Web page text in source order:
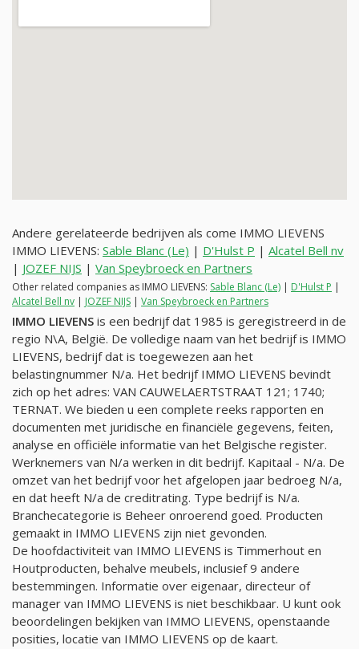
Andere gerelateerde bedrijven als come IMMO LIEVENS
IMMO LIEVENS: Sable Blanc (Le) | D'Hulst P | Alcatel Bell nv
| JOZEF NIJS | Van Speybroeck en Partners
Other related companies as IMMO LIEVENS: Sable Blanc (Le) | D'Hulst P |
Alcatel Bell nv | JOZEF NIJS | Van Speybroeck en Partners
IMMO LIEVENS is een bedrijf dat 1985 is geregistreerd in de
regio N\A, België. De volledige naam van het bedrijf is IMMO
LIEVENS, bedrijf dat is toegewezen aan het
belastingnummer N/a. Het bedrijf IMMO LIEVENS bevindt
zich op het adres: VAN CAUWELAERTSTRAAT 121; 1740;
TERNAT. We bieden u een complete reeks rapporten en
documenten met juridische en financiële gegevens, feiten,
analyse en officiële informatie van het Belgische register.
Werknemers van N/a werken in dit bedrijf. Kapitaal - N/a. De
omzet van het bedrijf voor het afgelopen jaar bedroeg N/a,
en dat heeft N/a de creditrating. Type bedrijf is N/a.
Branchecategorie is Beheer onroerend goed. Producten
gemaakt in IMMO LIEVENS zijn niet gevonden.
De hoofdactiviteit van IMMO LIEVENS is Timmerhout en
Houtproducten, behalve meubels, inclusief 9 andere
bestemmingen. Informatie over eigenaar, directeur of
manager van IMMO LIEVENS is niet beschikbaar. U kunt ook
beoordelingen bekijken van IMMO LIEVENS, openstaande
posities, locatie van IMMO LIEVENS op de kaart.